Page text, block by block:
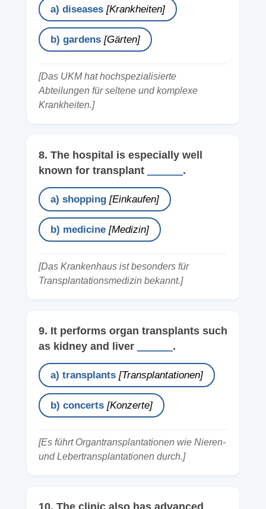
a) diseases [Krankheiten]
b) gardens [Gärten]
[Das UKM hat hochspezialisierte
Abteilungen für seltene und komplexe
Krankheiten.]
8. The hospital is especially well
known for transplant
.
a) shopping [Einkaufen]
b) medicine [Medizin]
[Das Krankenhaus ist besonders für
Transplantationsmedizin bekannt.]
9. It performs organ transplants such
as kidney and liver
.
a) transplants [Transplantationen]
b) concerts [Konzerte]
[Es führt Organtransplantationen wie Nieren-
und Lebertransplantationen durch.]
10. The clinic also has advanced